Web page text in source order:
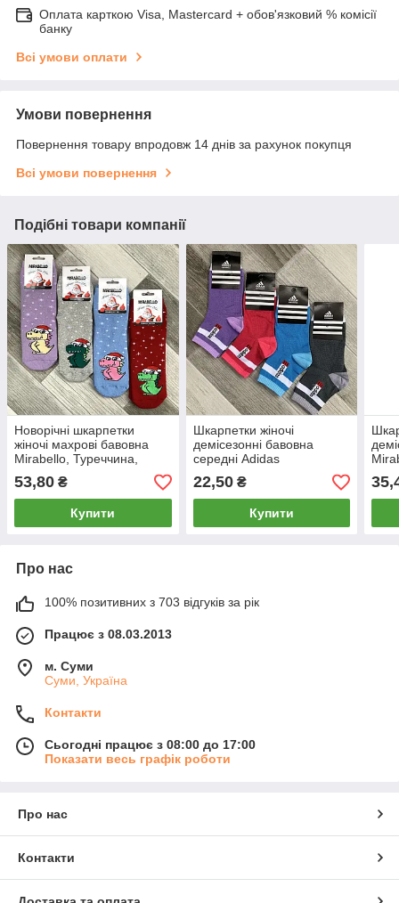
Оплата карткою Visa, Mastercard + обов'язковий % комісії
банку
Всі умови оплати
Умови повернення
Повернення товару впродовж 14 днів за рахунок покупця
Всі умови повернення
Подібні товари компанії
Новорічні шкарпетки
жіночі махрові бавовна
Мirabello, Туреччина,
розмір 36-40, асорті, 0983
53,80 ₴
Купити
Шкарпетки жіночі
демісезонні бавовна
середні Adidas
Performance, Туреччина,
розмір 36-40, асорті,
06172
22,50₴
Купити
40
Про нас
100% позитивних з 703 відгуків за рік
Працює з 08.03.2013
м. Суми
Суми, Україна
Контакти
Сьогодні працює з 08:00 до 17:00
Показати весь графік роботи
Про нас
Контакти